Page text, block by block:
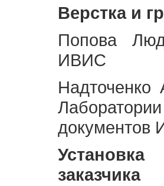
Верстка и
Попова
ИВИС
документов
заказчика